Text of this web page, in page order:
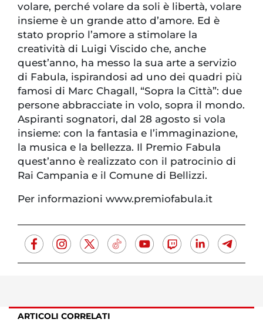
volare, perché volare da soli è libertà, volare
insieme è un grande atto d’amore. Ed è
stato proprio l’amore a stimolare la
creatività di Luigi Viscido che, anche
quest’anno, ha messo la sua arte a servizio
di Fabula, ispirandosi ad uno dei quadri più
famosi di Marc Chagall, “Sopra la Città”: due
persone abbracciate in volo, sopra il mondo.
Aspiranti sognatori, dal 28 agosto si vola
insieme: con la fantasia e l’immaginazione,
la musica e la bellezza. Il Premio Fabula
quest’anno è realizzato con il patrocinio di
Rai Campania e il Comune di Bellizzi.
Per informazioni www.premiofabula.it
ARTICOLI CORRELATI